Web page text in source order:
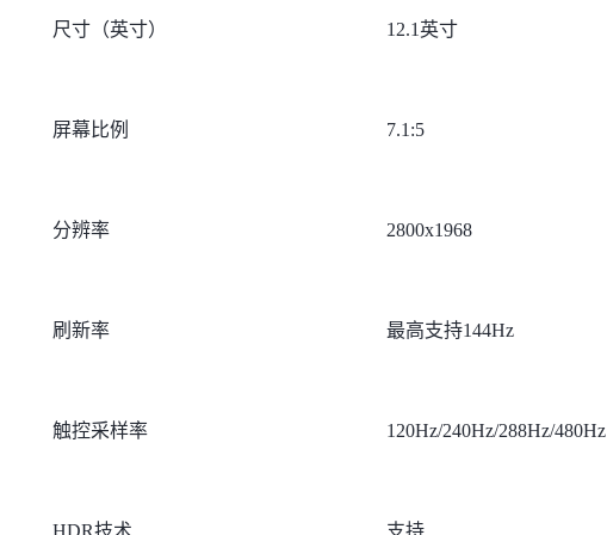
尺寸（英寸） 12.1英寸
屏幕比例 7.1:5
分辨率 2800x1968
刷新率 最高支持144Hz
触控采样率 120Hz/240Hz/288Hz/480Hz